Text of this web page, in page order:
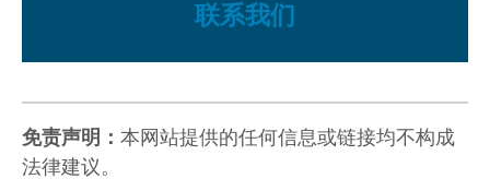
联系我们
免责声明： 本网站提供的任何信息或链接均不构成
法律建议。